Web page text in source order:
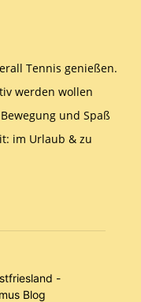
Tennis genießen.
werden wollen
und Spaß
im Urlaub & zu